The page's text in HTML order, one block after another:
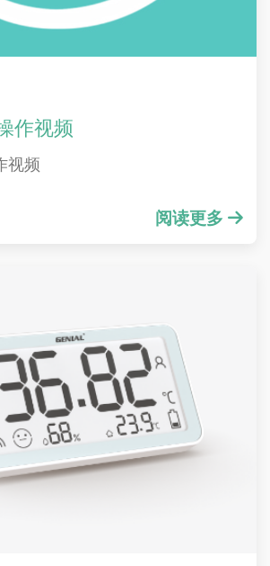
作视频
视频
阅读更多